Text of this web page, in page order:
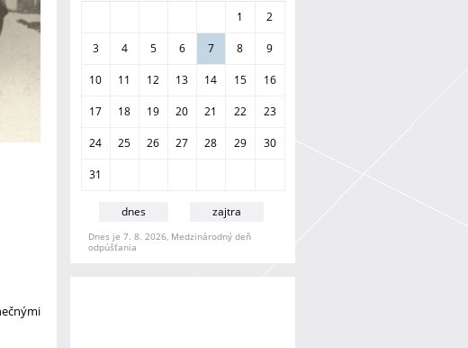
1 2
3 4 5 6 7 8 9
10 11 12 13 14 15 16
17 18 19 20 21 22 23
24 25 26 27 28 29 30
31
dnes zajtra
Dnes je 7. 8. 2026, Medzinárodný deň
odpúšťania